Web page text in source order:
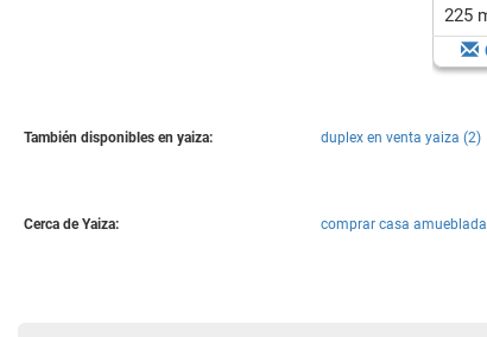
225
También disponibles en yaiza: duplex en venta yaiza (2)
Cerca de Yaiza: comprar casa